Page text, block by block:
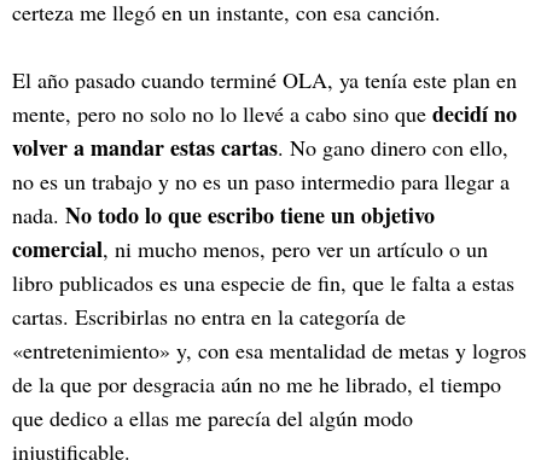
certeza me llegó en un instante, con esa canción.
El año pasado cuando terminé OLA, ya tenía este plan en
mente, pero no solo no lo llevé a cabo sino que decidí no
volver a mandar estas cartas. No gano dinero con ello,
no es un trabajo y no es un paso intermedio para llegar a
nada. No todo lo que escribo tiene un objetivo
comercial, ni mucho menos, pero ver un artículo o un
libro publicados es una especie de fin, que le falta a estas
cartas. Escribirlas no entra en la categoría de
«entretenimiento» y, con esa mentalidad de metas y logros
de la que por desgracia aún no me he librado, el tiempo
que dedico a ellas me parecía del algún modo
injustificable.